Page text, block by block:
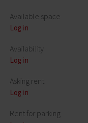
Available space
Log in
Availability
Log in
Asking rent
Log in
Rent for parking